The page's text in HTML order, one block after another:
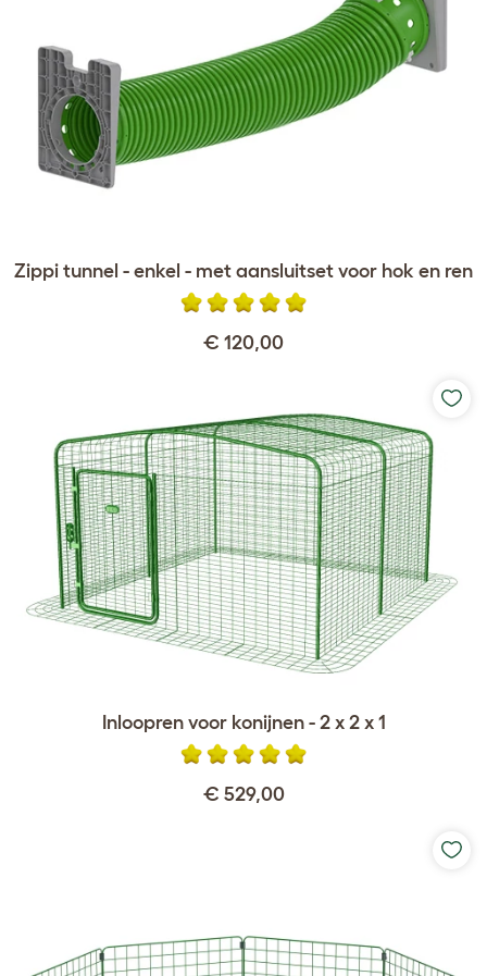
Zippi tunnel - enkel - met aansluitset voor hok en ren
€ 120,00
Inloopren voor konijnen - 2 x 2 x 1
€ 529,00